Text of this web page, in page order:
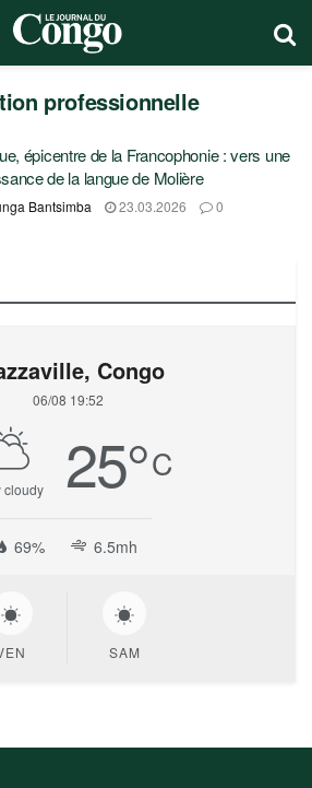
professionnelle
épicentre de la Francophonie : vers une
de la langue de Molière
Bantsimba 23.03.2026 0
Congo
06/08 19:52
cloudy 25°C
69% 6.5mh
SAM